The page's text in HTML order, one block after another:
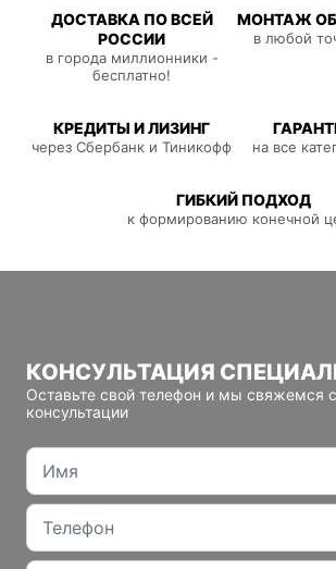
ДОСТАВКА ПО ВСЕЙ
РОССИИ
в города миллионники -
бесплатно!
МОНТАЖ
в любой
КРЕДИТЫ И ЛИЗИНГ
через Сбербанк и Тиникофф на все
ГИБКИЙ ПОДХОД
к формированию конечной
КОНСУЛЬТАЦИЯ
Оставьте свой телефон и мы свяжемся
консультации